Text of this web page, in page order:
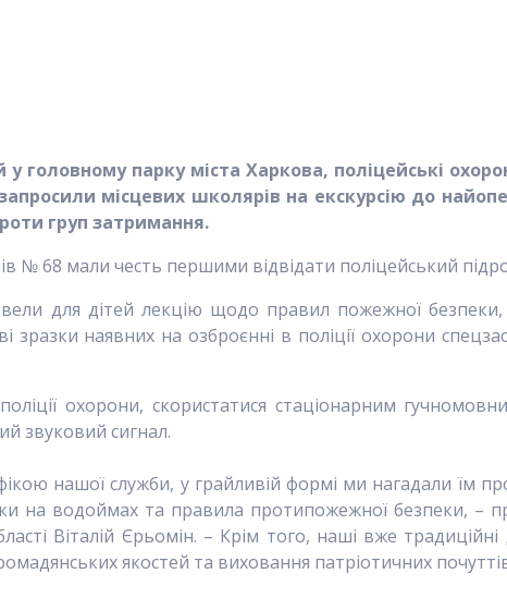
головному парку міста Харкова, поліцейські
місцевих школярів на екскурсію до
роти груп затримання.
№ 68 мали честь першими відвідати поліцейський
для дітей лекцію щодо правил пожежної безпеки,
наявних на озброєнні в поліції охорони
охорони, скористатися стаціонарним
звуковий сигнал.
нашої служби, у грайливій формі ми нагадали їм
на водоймах та правила протипожежної безпеки, –
Віталій Єрьомін. – Крім того, наші вже традиційні
якостей та виховання патріотичних